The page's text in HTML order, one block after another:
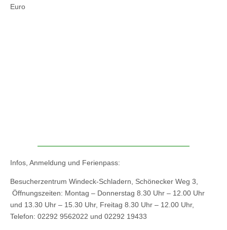
Euro
Infos, Anmeldung und Ferienpass:
Besucherzentrum Windeck-Schladern, Schönecker Weg 3,
Öffnungszeiten: Montag – Donnerstag 8.30 Uhr – 12.00 Uhr
und 13.30 Uhr – 15.30 Uhr, Freitag 8.30 Uhr – 12.00 Uhr,
Telefon: 02292 9562022 und 02292 19433